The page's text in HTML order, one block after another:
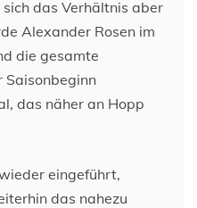
das Verhältnis aber
Alexander Rosen im
die gesamte
Saisonbeginn
das näher an Hopp
eingeführt,
das nahezu